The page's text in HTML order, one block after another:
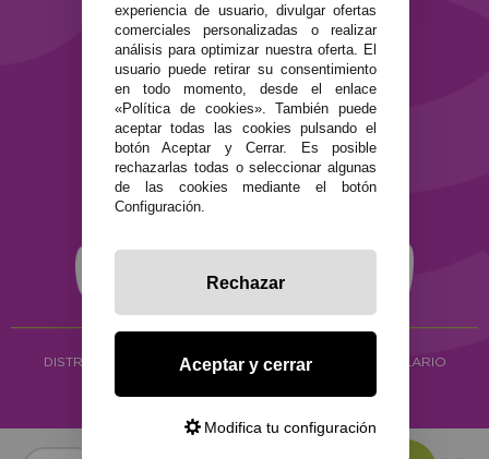
Términos y condiciones de uso
Política de privacidad
Política de cookies
DISTRIBUCIÓN ALIMENTACIÓN ECOLÓGICA Y HERBOLARIO
experiencia de usuario, divulgar ofertas
comerciales personalizadas o realizar
análisis para optimizar nuestra oferta. El
usuario puede retirar su consentimiento
en todo momento, desde el enlace
«Política de cookies». También puede
aceptar todas las cookies pulsando el
botón Aceptar y Cerrar. Es posible
rechazarlas todas o seleccionar algunas
de las cookies mediante el botón
Configuración.
Rechazar
Aceptar y cerrar
Modifica tu configuración